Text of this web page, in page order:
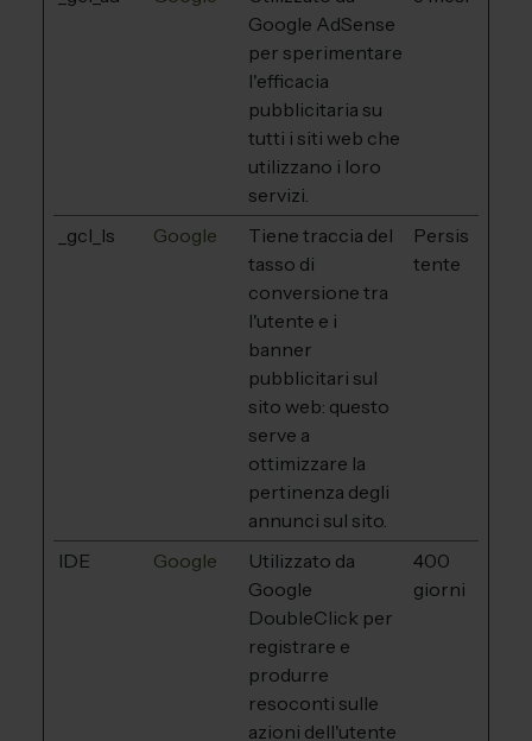
Google AdSense
per sperimentare
l'efficacia
pubblicitaria su
tutti i siti web che
utilizzano i loro
servizi.
_gcl_ls Google
Tiene traccia del
tasso di
conversione tra
l'utente e i
banner
pubblicitari sul
sito web: questo
serve a
ottimizzare la
pertinenza degli
annunci sul sito.
Persis
tente
IDE Google
Utilizzato da
Google
DoubleClick per
registrare e
produrre
resoconti sulle
azioni dell'utente
400
giorni